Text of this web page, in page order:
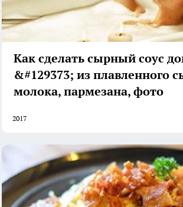
Как сделать сырный соус
&#129373; из плавленного
молока, пармезана, фото
2017